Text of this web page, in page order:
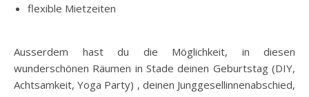
flexible Mietzeiten
Ausserdem hast du die Möglichkeit, in diesen
wunderschönen Räumen in Stade deinen Geburtstag (DIY,
Achtsamkeit, Yoga Party) , deinen Junggesellinnenabschied,